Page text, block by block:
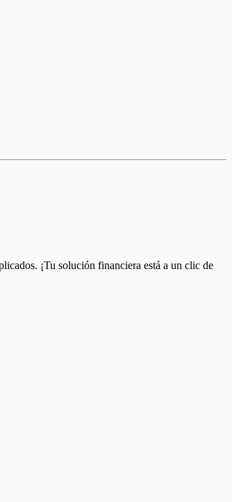
¡Tu solución financiera está a un clic de